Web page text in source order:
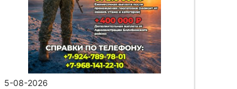
5-08-2026